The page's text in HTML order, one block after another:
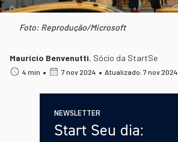
Foto: Reprodução/Microsoft
Maurício Benvenutti, Sócio da StartSe
4 min • 7 nov 2024 • Atualizado: 7 nov 2024
NEWSLETTER
Start Seu dia: